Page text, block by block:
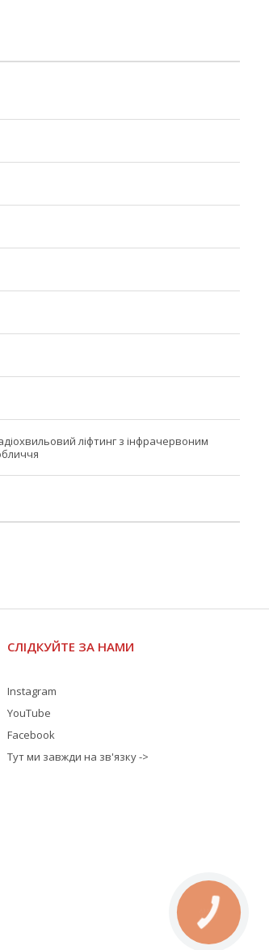
ліфтинг з інфрачервоним
СЛІДКУЙТЕ ЗА НАМИ
Instagram
YouTube
Facebook
Тут ми завжди на зв'язку ->